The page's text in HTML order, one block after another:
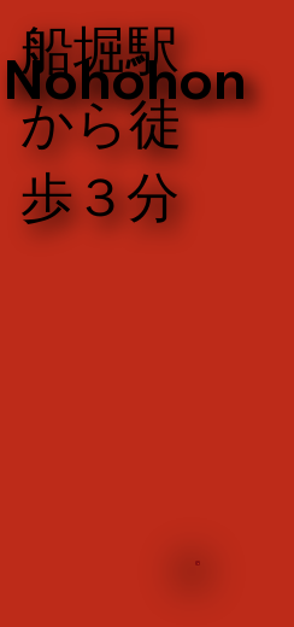
​船堀駅
から徒
歩３分
Nohohon​